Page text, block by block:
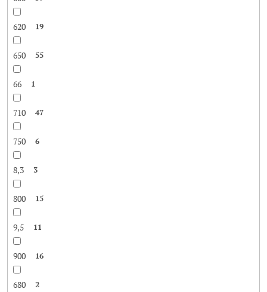
620 19
650 55
66 1
710 47
750 6
8,3 3
800 15
9,5 11
900 16
680 2